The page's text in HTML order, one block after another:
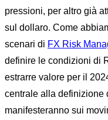
pressioni, per altro già
sul dollaro. Come
scenari di FX Risk
definire le condizioni di
estrarre valore per il
centrale alla definizione
manifesteranno sui